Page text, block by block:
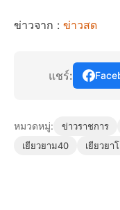
ข่าวจาก : ข่าวสด
แชร์:
หมวดหมู่: ข่าวราชการ
เยียวยาม40
เยียวยา